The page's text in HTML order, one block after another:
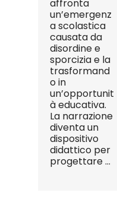
affronta
un’emergenz
a scolastica
causata da
disordine e
sporcizia e la
trasformand
o in
un’opportunit
à educativa.
La narrazione
diventa un
dispositivo
didattico per
progettare ...